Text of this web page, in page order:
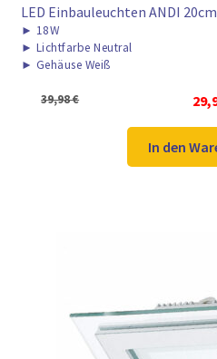
LED Einbauleuchten ANDI 20cm
► 18W
► Lichtfarbe Neutral
► Gehäuse Weiß
39,98€
war:
In den